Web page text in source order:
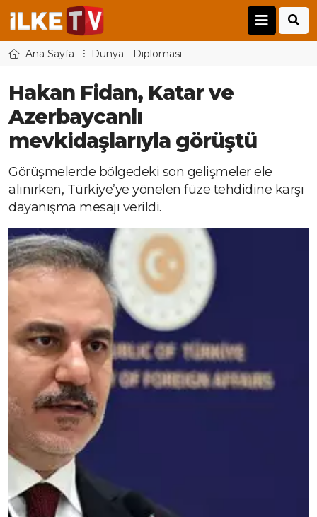
Ana Sayfa Dünya - Diplomasi
Hakan Fidan, Katar ve
Azerbaycanlı
mevkidaşlarıyla görüştü
Görüşmelerde bölgedeki son gelişmeler ele
alınırken, Türkiye’ye yönelen füze tehdidine karşı
dayanışma mesajı verildi.